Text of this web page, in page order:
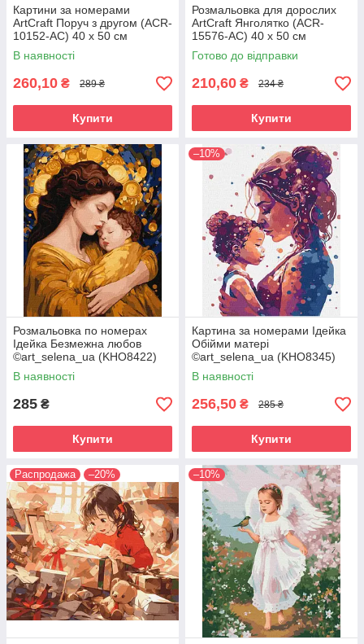
Картини за номерами
ArtCraft Поруч з другом (ACR-
10152-AC) 40 х 50 см
В наявності
260,10 ₴ 289 ₴
Купити
Розмальовка для дорослих
ArtCraft Янголятко (ACR-
15576-AC) 40 х 50 см
Готово до відправки
210,60 ₴ 234 ₴
Купити
Розмальовка по номерах
Ідейка Безмежна любов
©art_selena_ua (KHO8422)
40 х 50 см
В наявності
285 ₴
Купити
–10%
Картина за номерами Ідейка
Обійми матері
©art_selena_ua (KHO8345)
40 х 50 см
В наявності
256,50 ₴ 285 ₴
Купити
Распродажа –20% –10%